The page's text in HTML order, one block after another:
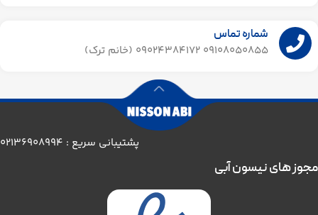
شماره تماس
09108050855 09024384172 (خانم ترک)
پشتیبانی سریع : 02136908994
مجوز های نیسون آبی